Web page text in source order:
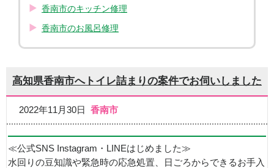
香南市のキッチン修理
香南市のお風呂修理
高知県香南市へトイレ詰まりの案件でお伺いしました
2022年11月30日 香南市
≪公式SNS Instagram・LINEはじめました≫
水回りの豆知識や緊急時の応急処置、日ごろからできるお手入